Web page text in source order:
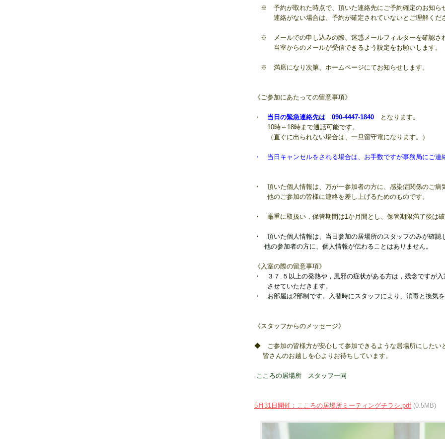
※ 予約が取れた時点で、頂いた連絡先にご予約確定のお知ら
連絡がない場合は、予約が確定されていないとご理解くださ
※ メールでの申し込みの際、 迷惑メールフィルターを確認さ
当室からのメールが受信できるよう設定をお願いします。
※ 満席になり次第、ホームページにてお知らせします。
《ご参加にあたっての留意事項》
・ 当日の緊急連絡先は 090-4447-1840 となります。
10時～18時まで通話可能です。
（直ぐに出られない場合は、一旦留守電になります。）
・ 当日キャンセルをされる場合は、お手数ですが事務局にご連
・ 頂いた個人情報は、万が一参加者の方に、 感染症関係のご病
他のご参加の皆様に連絡を差し上げるためのものです。
・ 厳重に取扱い，保管期間は1か月間とし、保管期限満了後は破
・ 頂いた個人情報は、当日参加の居場所のスタッフのみが確認
他の参加者の方に、個人情報が伝わることはありません。
《入室の際の留意事項》
・ ３７.５以上の発熱や，風邪の症状がある方は，残念ですが入
させていただきます。
・ お部屋は2部制です。入替時にスタッフにより、消毒と 換気
《スタッフからのメッセージ》
◆ ご参加の皆様方が安心して参加できるような居場所にしたい
皆さんのお越しを心よりお待ちしています。
こころの居場所 スタッフ一同
5月31日開催：こころの居場所ミーティングチラシ.pdf (0.5MB)